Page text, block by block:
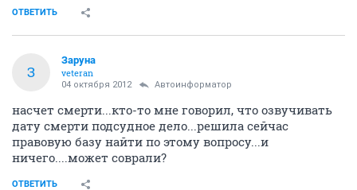
ОТВЕТИТЬ
З
Заруна
veteran
04 октября 2012 Автоинформатор
насчет смерти...кто-то мне говорил, что озвучивать
дату смерти подсудное дело...решила сейчас
правовую базу найти по этому вопросу...и
ничего....может соврали?
ОТВЕТИТЬ